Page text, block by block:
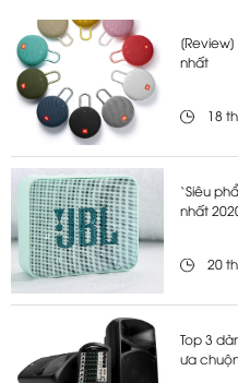
[Review]
nhất
18
‘Siêu
nhất
20
Top 3
ưa